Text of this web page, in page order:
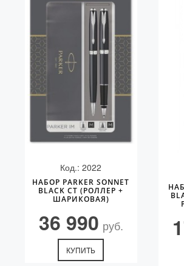
Код.: 2022
НАБОР PARKER SONNET
BLACK СT (РОЛЛЕР +
ШАРИКОВАЯ)
36 990 руб.
КУПИТЬ